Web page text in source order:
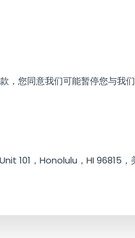
，您同意我们可能暂停您与我
101，Honolulu，HI 96815，